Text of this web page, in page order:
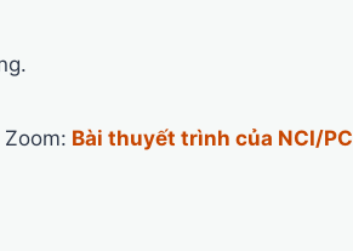
Bài thuyết trình của NCI/PC